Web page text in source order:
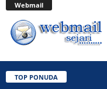
Webmail
TOP PONUDA